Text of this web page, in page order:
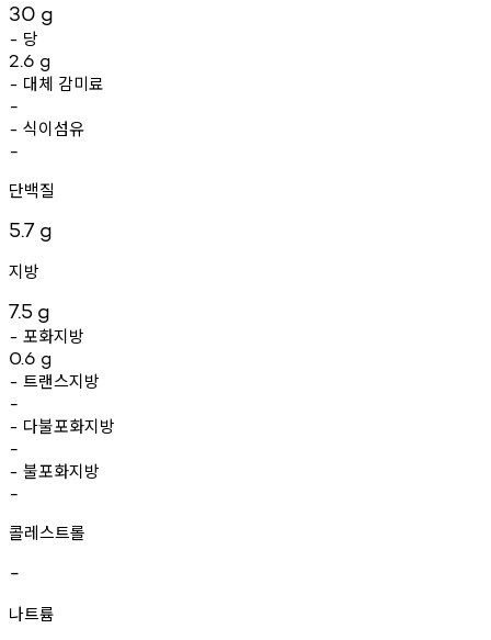
30 g
- 당
2.6 g
- 대체 감미료
-
- 식이섬유
-
단백질
5.7 g
지방
7.5 g
- 포화지방
0.6 g
- 트랜스지방
-
- 다불포화지방
-
- 불포화지방
-
콜레스트롤
-
나트륨